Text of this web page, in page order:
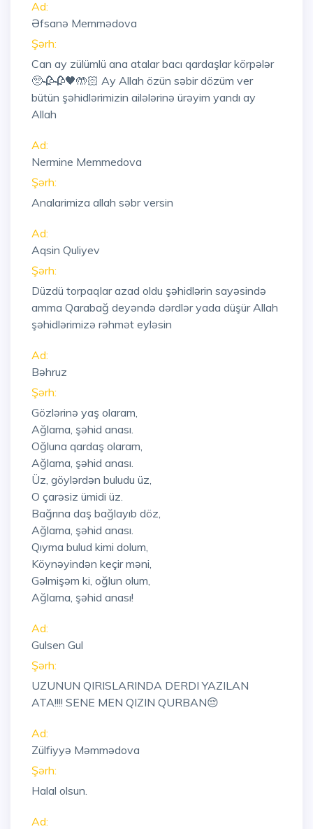
Ad:
Əfsanə Memmədova
Şərh:
Can ay zülümlü ana atalar bacı qardaşlar körpələr
🥺🥀🥀🖤🤲🏻 Ay Allah özün səbir dözüm ver
bütün şəhidlərimizin ailələrinə ürəyim yandı ay
Allah
Ad:
Nermine Memmedova
Şərh:
Analarimiza allah səbr versin
Ad:
Aqsin Quliyev
Şərh:
Düzdü torpaqlar azad oldu şəhidlərin sayəsində
amma Qarabağ deyəndə dərdlər yada düşür Allah
şəhidlərimizə rəhmət eyləsin
Ad:
Bəhruz
Şərh:
Gözlərinə yaş olaram,
Ağlama, şəhid anası.
Oğluna qardaş olaram,
Ağlama, şəhid anası.
Üz, göylərdən buludu üz,
O çarəsiz ümidi üz.
Bağrına daş bağlayıb döz,
Ağlama, şəhid anası.
Qıyma bulud kimi dolum,
Köynəyindən keçir məni,
Gəlmişəm ki, oğlun olum,
Ağlama, şəhid anası!
Ad:
Gulsen Gul
Şərh:
UZUNUN QIRISLARINDA DERDI YAZILAN
ATA!!!! SENE MEN QIZIN QURBAN😔
Ad:
Zülfiyyə Məmmədova
Şərh:
Halal olsun.
Ad: